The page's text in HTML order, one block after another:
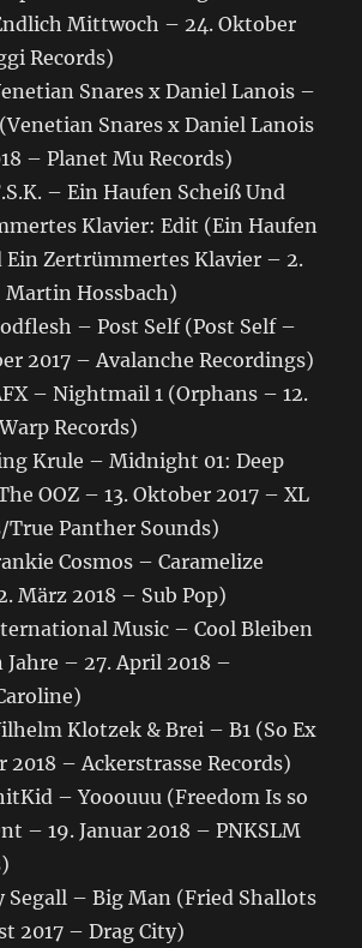
Mittwoch – 24. Oktober
Records)
Snares x Daniel Lanois –
(Venetian Snares x Daniel Lanois
– Planet Mu Records)
– Ein Haufen Scheiß Und
Klavier: Edit (Ein Haufen
Ein Zertrümmertes Klavier – 2.
Martin Hossbach)
– Post Self (Post Self –
2017 – Avalanche Recordings)
– Nightmail 1 (Orphans – 12.
Records)
Krule – Midnight 01: Deep
OOZ – 13. Oktober 2017 – XL
True Panther Sounds)
Cosmos – Caramelize
März 2018 – Sub Pop)
Music – Cool Bleiben
Jahre – 27. April 2018 –
Klotzek & Brei – B1 (So Ex
2018 – Ackerstrasse Records)
– Yooouuu (Freedom Is so
– 19. Januar 2018 – PNKSLM
Segall – Big Man (Fried Shallots
2017 – Drag City)